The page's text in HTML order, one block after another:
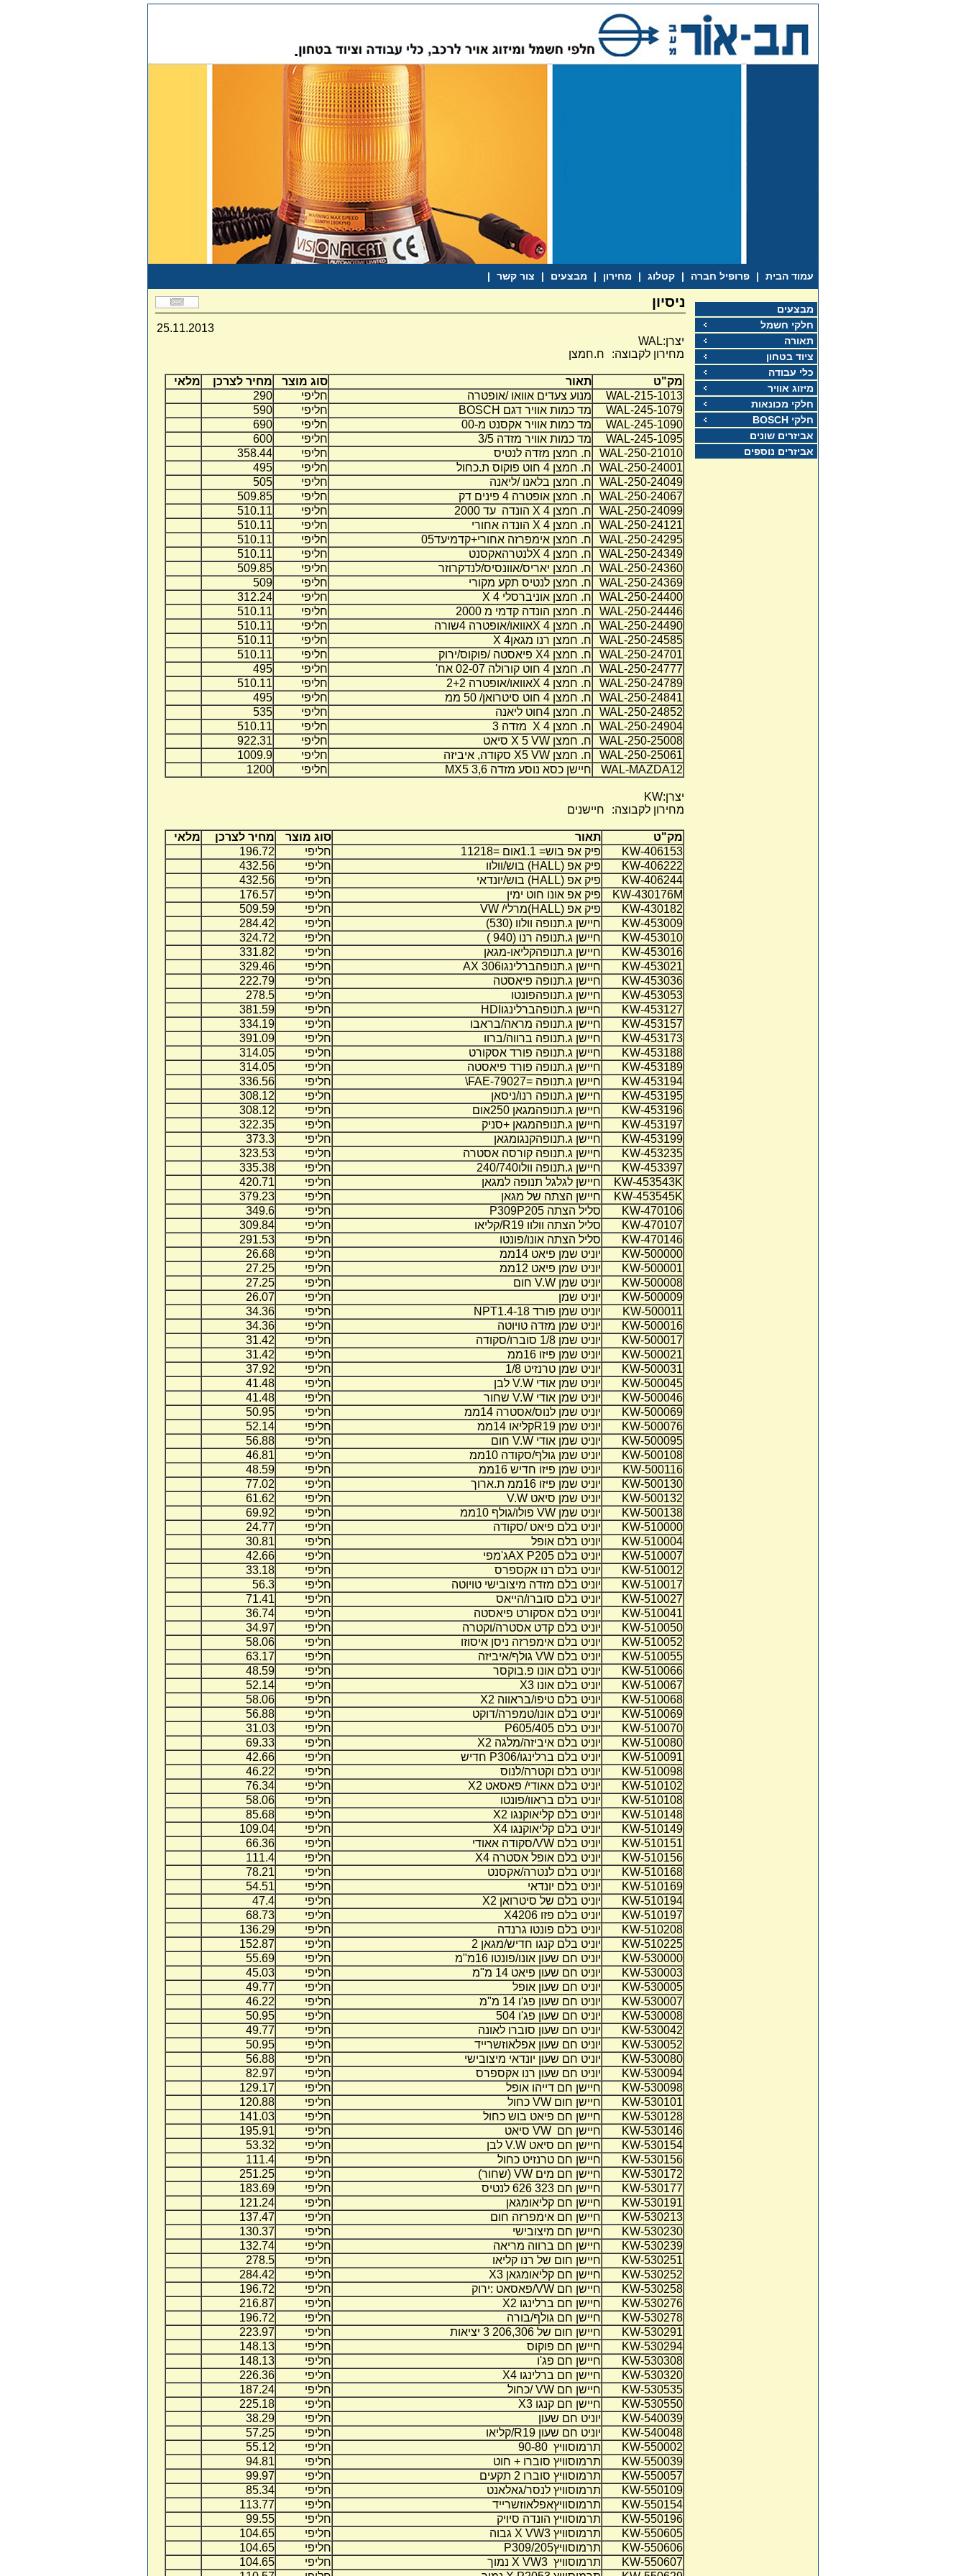
עמוד הבית | פרופיל חברה | קטלוג | מחירון | מבצעים | צור קשר |
מבצעים
חלקי חשמל
תאורה
ציוד בטחון
כלי עבודה
מיזוג אוויר
חלקי מכונאות
חלקי BOSCH
אביזרים שונים
אביזרים נוספים
ניסיון
25.11.2013
יצרן:WAL
מחירון לקבוצה:
ח.חמצן
מק"ט תאור סוג מוצר מחיר לצרכן
מלאי
WAL-215-1013
מנוע צעדים אוואו /אופטרה חליפי
290
WAL-245-1079
מד כמות אוויר דגם BOSCH חליפי
590
WAL-245-1090
מד כמות אוויר אקסנט מ-00 חליפי
690
WAL-245-1095
מד כמות אוויר מזדה 3/5 חליפי
600
WAL-250-21010
ח. חמצן מזדה לנטיס חליפי
358.44
WAL-250-24001
ח. חמצן 4 חוט פוקוס ת.כחול חליפי
495
WAL-250-24049
ח. חמצן בלאנו /ליאנה חליפי
505
WAL-250-24067
ח. חמצן אופטרה 4 פינים דק חליפי
509.85
WAL-250-24099
ח. חמצן X 4 הונדה עד 2000 חליפי
510.11
WAL-250-24121
ח. חמצן X 4 הונדה אחורי חליפי
510.11
WAL-250-24295
ח. חמצן אימפרזה אחורי+קדמיעד05 חליפי
510.11
WAL-250-24349
ח. חמצן X 4לנטרהאקסנט חליפי
510.11
WAL-250-24360
ח. חמצן יאריס/אוונסיס/לנדקרוזר חליפי
509.85
WAL-250-24369
ח. חמצן לנטיס תקע מקורי חליפי
509
WAL-250-24400
ח. חמצן אוניברסלי X 4 חליפי
312.24
WAL-250-24446
ח. חמצן הונדה קדמי מ 2000 חליפי
510.11
WAL-250-24490
ח. חמצן X 4אוואו/אופטרה 4שורה חליפי
510.11
WAL-250-24585
ח. חמצן רנו מגאןX 4 חליפי
510.11
WAL-250-24701
ח. חמצן 4 X פיאסטה /פוקוס/ירוק חליפי
510.11
WAL-250-24777
ח. חמצן 4 חוט קורולה 02-07 אח' חליפי
495
WAL-250-24789
ח. חמצן X 4אוואו/אופטרה 2+2 חליפי
510.11
WAL-250-24841
ח. חמצן 4 חוט סיטרואן/ 50 ממ חליפי
495
WAL-250-24852
ח. חמצן 4חוט ליאנה חליפי
535
WAL-250-24904
ח. חמצן X 4 מזדה 3 חליפי
510.11
WAL-250-25008
ח. חמצן X 5 VW סיאט חליפי
922.31
WAL-250-25061
ח. חמצן X5 VW סקודה, איביזה חליפי
1009.9
WAL-MAZDA12
חיישן כסא נוסע מזדה 3,6 MX5 חליפי 1200
יצרן:KW
מחירון לקבוצה:
חיישנים
מק"ט תאור סוג מוצר מחיר לצרכן
מלאי
KW-406153
פיק אפ בוש= 1.1אום =11218 חליפי
196.72
KW-406222
פיק אפ (HALL) בוש/וולוו חליפי
432.56
KW-406244
פיק אפ (HALL) בוש/יונדאי חליפי
432.56
KW-430176M
פיק אפ אונו חוט ימין חליפי
176.57
KW-430182
פיק אפ (HALL)מרלי/ VW חליפי
509.59
KW-453009
חיישן ג.תנופה וולוו (530) חליפי
284.42
KW-453010
חיישן ג.תנופה רנו (940 ) חליפי
324.72
KW-453016
חיישן ג.תנופהקליאו-מגאן חליפי
331.82
KW-453021
חיישן ג.תנופהברלינגוAX 306 חליפי
329.46
KW-453036
חיישן ג.תנופה פיאסטה חליפי
222.79
KW-453053
חיישן ג.תנופהפונטו חליפי
278.5
KW-453127
חיישן ג.תנופהברלינגו HDI חליפי
381.59
KW-453157
חיישן ג.תנופה מראה/בראבו חליפי
334.19
KW-453173
חיישן ג.תנופה ברווה/ברוו חליפי
391.09
KW-453188
חיישן ג.תנופה פורד אסקורט חליפי
314.05
KW-453189
חיישן ג.תנופה פורד פיאסטה חליפי
314.05
KW-453194
חיישן ג.תנופה =FAE-79027
\ חליפי
336.56
KW-453195
חיישן ג.תנופה רנו/ניסאן חליפי
308.12
KW-453196
חיישן ג.תנופהמגאן 250אום חליפי
308.12
KW-453197
חיישן ג.תנופהמגאן +סניק חליפי
322.35
KW-453199
חיישן ג.תנופהקנגומגאן חליפי
373.3
KW-453235
חיישן ג.תנופה קורסה אסטרה חליפי
323.53
KW-453397
חיישן ג.תנופה וולו240/740 חליפי
335.38
KW-453543K
חיישן לגלגל תנופה למגאן חליפי
420.71
KW-453545K
חיישן הצתה של מגאן חליפי
379.23
KW-470106
סליל הצתה P309P205 חליפי
349.6
KW-470107
סליל הצתה וולוו R19/קליאו חליפי
309.84
KW-470146
סליל הצתה אונו/פונטו חליפי
291.53
KW-500000
יוניט שמן פיאט 14ממ חליפי
26.68
KW-500001
יוניט שמן פיאט 12ממ חליפי
27.25
KW-500008
יוניט שמן V.W חום חליפי
27.25
KW-500009
יוניט שמן חליפי
26.07
KW-500011
יוניט שמן פורד 1.4-18 NPT חליפי
34.36
KW-500016
יוניט שמן מזדה טויוטה חליפי
34.36
KW-500017
יוניט שמן 1/8 סוברו/סקודה חליפי
31.42
KW-500021
יוניט שמן פיזו 16ממ חליפי
31.42
KW-500031
יוניט שמן טרנזיט 1/8 חליפי
37.92
KW-500045
יוניט שמן אודי V.W לבן חליפי
41.48
KW-500046
יוניט שמן אודי V.W שחור חליפי
41.48
KW-500069
יוניט שמן לנוס/אסטרה 14ממ חליפי
50.95
KW-500076
יוניט שמן R19קליאו 14ממ חליפי
52.14
KW-500095
יוניט שמן אודי V.W חום חליפי
56.88
KW-500108
יוניט שמן גולף/סקודה 10ממ חליפי
46.81
KW-500116
יוניט שמן פיזו חדיש 16ממ חליפי
48.59
KW-500130
יוניט שמן פיזו 16ממ ת.ארוך חליפי
77.02
KW-500132
יוניט שמן סיאט V.W חליפי
61.62
KW-500138
יוניט שמן VW פולו/גולף 10ממ חליפי
69.92
KW-510000
יוניט בלם פיאט /סקודה חליפי
24.77
KW-510004
יוניט בלם אופל חליפי
30.81
KW-510007
יוניט בלם AX P205ג'מפי חליפי
42.66
KW-510012
יוניט בלם רנו אקספרס חליפי
33.18
KW-510017
יוניט בלם מזדה מיצובישי טויוטה חליפי
56.3
KW-510027
יוניט בלם סוברו/הייאס חליפי
71.41
KW-510041
יוניט בלם אסקורט פיאסטה חליפי
36.74
KW-510050
יוניט בלם קדט אסטרה/וקטרה חליפי
34.97
KW-510052
יוניט בלם אימפרזה ניסן איסוזו חליפי
58.06
KW-510055
יוניט בלם VW גולף/איביזה חליפי
63.17
KW-510066
יוניט בלם אונו פ.בוקסר חליפי
48.59
KW-510067
יוניט בלם אונו 3 X חליפי
52.14
KW-510068
יוניט בלם טיפו/בראווה 2 X חליפי
58.06
KW-510069
יוניט בלם אונו/טמפרה/דוקט חליפי
56.88
KW-510070
יוניט בלם P605/405 חליפי
31.03
KW-510080
יוניט בלם איביזה/מלגה 2 X חליפי
69.33
KW-510091
יוניט בלם ברלינגו/P306 חדיש חליפי
42.66
KW-510098
יוניט בלם וקטרה/לנוס חליפי
46.22
KW-510102
יוניט בלם אאודי/ פאסאט 2 X חליפי
76.34
KW-510108
יוניט בלם בראוו/פונטו חליפי
58.06
KW-510148
יוניט בלם קליאוקנגו 2 X חליפי
85.68
KW-510149
יוניט בלם קליאוקנגו 4 X חליפי
109.04
KW-510151
יוניט בלם VW/סקודה אאודי חליפי
66.36
KW-510156
יוניט בלם אופל אסטרה 4 X חליפי
111.4
KW-510168
יוניט בלם לנטרה/אקסנט חליפי
78.21
KW-510169
יוניט בלם יונדאי חליפי
54.51
KW-510194
יוניט בלם של סיטרואן X2 חליפי
47.4
KW-510197
יוניט בלם פזו 206 X4 חליפי
68.73
KW-510208
יוניט בלם פונטו גרנדה חליפי
136.29
KW-510225
יוניט בלם קנגו חדיש/מגאן 2 חליפי
152.87
KW-530000
יוניט חם שעון אונו/פונטו 16מ"מ חליפי
55.69
KW-530003
יוניט חם שעון פיאט 14 מ"מ חליפי
45.03
KW-530005
יוניט חם שעון אופל חליפי
49.77
KW-530007
יוניט חם שעון פג'ו 14 מ"מ חליפי
46.22
KW-530008
יוניט חם שעון פג'ו 504 חליפי
50.95
KW-530042
יוניט חם שעון סוברו לאונה חליפי
49.77
KW-530052
יוניט חם שעון אפלאוזשרייד חליפי
50.95
KW-530080
יוניט חם שעון יונדאי מיצובישי חליפי
56.88
KW-530094
יוניט חם שעון רנו אקספרס חליפי
82.97
KW-530098
חיישן חם דייהו אופל חליפי
129.17
KW-530101
חיישן חום VW כחול חליפי
120.88
KW-530128
חיישן חם פיאט בוש כחול חליפי
141.03
KW-530146
חיישן חם VW סיאט חליפי
195.91
KW-530154
חיישן חם סיאט V.W לבן חליפי
53.32
KW-530156
חיישן חם טרנזיט כחול חליפי
111.4
KW-530172
חיישן חם מים VW (שחור) חליפי
251.25
KW-530177
חיישן חם 323 626 לנטיס חליפי
183.69
KW-530191
חיישן חם קליאומגאן חליפי
121.24
KW-530213
חיישן חם אימפרזה חום חליפי
137.47
KW-530230
חיישן חם מיצובישי חליפי
130.37
KW-530239
חיישן חם ברווה מריאה חליפי
132.74
KW-530251
חיישן חום של רנו קליאו חליפי
278.5
KW-530252
חיישן חם קליאומגאן 3 X חליפי
284.42
KW-530258
חיישן חם VW/פאסאט :ירוק חליפי
196.72
KW-530276
חיישן חם ברלינגו 2 X חליפי
216.87
KW-530278
חיישן חם גולף/בורה חליפי
196.72
KW-530291
חיישן חום של 206,306 3 יציאות חליפי
223.97
KW-530294
חיישן חם פוקוס חליפי
148.13
KW-530308
חיישן חם פג'ו חליפי
148.13
KW-530320
חיישן חם ברלינגו 4 X חליפי
226.36
KW-530535
חיישן חם VW/כחול חליפי
187.24
KW-530550
חיישן חם קנגו 3 X חליפי
225.18
KW-540039
יוניט חם שעון חליפי
38.29
KW-540048
יוניט חם שעון R19/קליאו חליפי
57.25
KW-550002
תרמוסוויץ 90-80 חליפי
55.12
KW-550039
תרמוסוויץ סוברו + חוט חליפי
94.81
KW-550057
תרמוסוויץ סוברו 2 תקעים חליפי
99.97
KW-550109
תרמוסוויץ לנסר/גאלאנט חליפי
85.34
KW-550154
תרמוסוויץאפלאוזשרייד חליפי
113.77
KW-550196
תרמוסוויץ הונדה סיויק חליפי
99.55
KW-550605
תרמוסוויץ 3 X VW גבוה חליפי
104.65
KW-550606
תרמוסוויץP309/205 חליפי
104.65
KW-550607
תרמוסוויץ 3 X VW נמוך חליפי
104.65